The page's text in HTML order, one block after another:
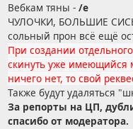
Вебкам тяны - /е
ЧУЛОЧКИ, БОЛЬШИЕ
сольный прон всё ещё
При создании
скинуть уже имеющийся
ничего нет, то свой
Также будут удаляться
За репорты на ЦП,
спасибо от модератора.